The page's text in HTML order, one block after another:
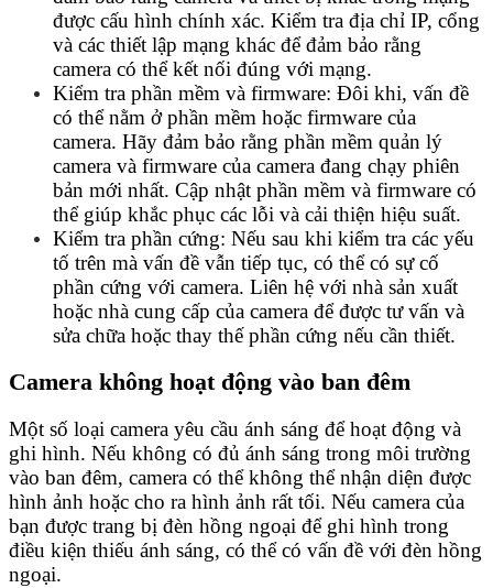
được cấu hình chính xác. Kiểm tra địa chỉ IP, cổng
và các thiết lập mạng khác để đảm bảo rằng
camera có thể kết nối đúng với mạng.
Kiểm tra phần mềm và firmware: Đôi khi, vấn đề
có thể nằm ở phần mềm hoặc firmware của
camera. Hãy đảm bảo rằng phần mềm quản lý
camera và firmware của camera đang chạy phiên
bản mới nhất. Cập nhật phần mềm và firmware có
thể giúp khắc phục các lỗi và cải thiện hiệu suất.
Kiểm tra phần cứng: Nếu sau khi kiểm tra các yếu
tố trên mà vấn đề vẫn tiếp tục, có thể có sự cố
phần cứng với camera. Liên hệ với nhà sản xuất
hoặc nhà cung cấp của camera để được tư vấn và
sửa chữa hoặc thay thế phần cứng nếu cần thiết.
Camera không hoạt động vào ban đêm
Một số loại camera yêu cầu ánh sáng để hoạt động và
ghi hình. Nếu không có đủ ánh sáng trong môi trường
vào ban đêm, camera có thể không thể nhận diện được
hình ảnh hoặc cho ra hình ảnh rất tối. Nếu camera của
bạn được trang bị đèn hồng ngoại để ghi hình trong
điều kiện thiếu ánh sáng, có thể có vấn đề với đèn hồng
ngoại.